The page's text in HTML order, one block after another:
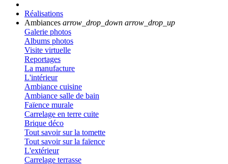
Réalisations
Ambiances arrow_drop_down arrow_drop_up
Galerie photos
Albums photos
Visite virtuelle
Reportages
La manufacture
L'intérieur
Ambiance cuisine
Ambiance salle de bain
Faïence murale
Carrelage en terre cuite
Brique déco
Tout savoir sur la tomette
Tout savoir sur la faïence
L'extérieur
Carrelage terrasse